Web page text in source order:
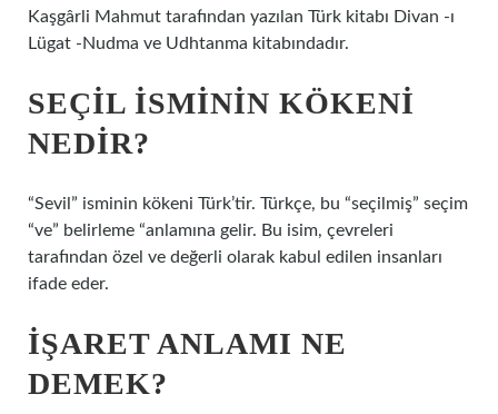
Kaşgârli Mahmut tarafından yazılan Türk kitabı Divan -ı
Lügat -Nudma ve Udhtanma kitabındadır.
SEÇIL ISMININ KÖKENI
NEDIR?
“Sevil” isminin kökeni Türk’tir. Türkçe, bu “seçilmiş” seçim
“ve” belirleme “anlamına gelir. Bu isim, çevreleri
tarafından özel ve değerli olarak kabul edilen insanları
ifade eder.
İŞARET ANLAMI NE
DEMEK?